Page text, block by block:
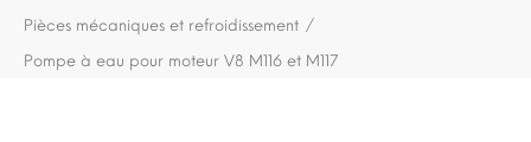
Pièces mécaniques et refroidissement
Pompe à eau pour moteur V8 M116 et M117